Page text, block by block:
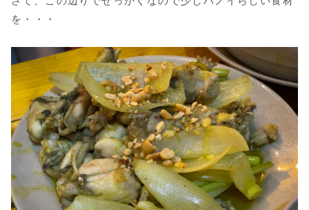
を・・・